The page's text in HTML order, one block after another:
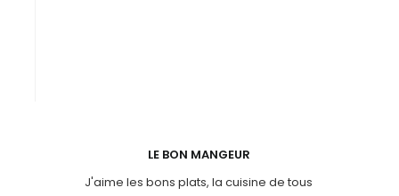
LE BON MANGEUR
J'aime les bons plats, la cuisine de tous